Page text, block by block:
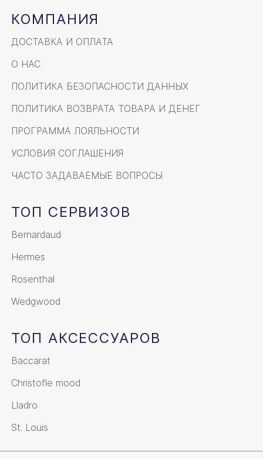
КОМПАНИЯ
ДОСТАВКА И ОПЛАТА
О НАС
ПОЛИТИКА БЕЗОПАСНОСТИ ДАННЫХ
ПОЛИТИКА ВОЗВРАТА ТОВАРА И ДЕНЕГ
ПРОГРАММА ЛОЯЛЬНОСТИ
УСЛОВИЯ СОГЛАШЕНИЯ
ЧАСТО ЗАДАВАЕМЫЕ ВОПРОСЫ
ТОП СЕРВИЗОВ
Bernardaud
Hermes
Rosenthal
Wedgwood
ТОП АКСЕССУАРОВ
Baccarat
Christofle mood
Lladro
St. Louis